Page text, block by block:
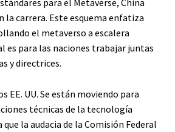
la carrera. Este esquema enfatiza
el metaverso a escalera
es para las naciones trabajar juntas
y directrices.
EE. UU. Se están moviendo para
técnicas de la tecnología
la audacia de la Comisión Federal